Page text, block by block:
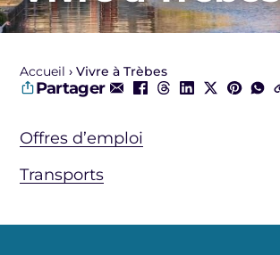
Accueil Vivre à Trèbes
Partager
Offres d’emploi
Transports